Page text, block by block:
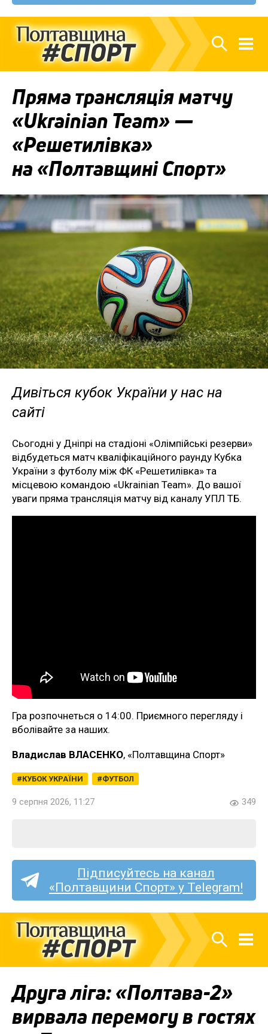
Пряма трансляція матчу
«Ukrainian Team» —
«Решетилівка»
на «Полтавщині Спорт»
Дивіться кубок України у нас на
сайті
Сьогодні у Дніпрі на стадіоні «Олімпійські резерви»
відбудеться матч кваліфікаційного раунду Кубка
України з футболу між ФК «Решетилівка» та
місцевою командою «Ukrainian Team». До вашої
уваги пряма трансляція матчу від каналу УПЛ ТБ.
Гра розпочнеться о 14:00. Приємного перегляду і
вболівайте за наших.
Владислав ВЛАСЕНКО, «Полтавщина Спорт»
КУБОК УКРАЇНИ ФУТБОЛ
9 серпня 2026, 11:27 349
Підписуйтесь на канал
«Полтавщини Спорт» у Telegram!
Друга ліга: «Полтава-2»
вирвала перемогу в гостях